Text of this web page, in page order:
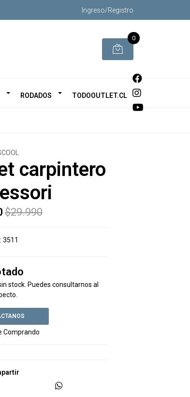
Ingreso/Registro
0
RODADOS TODOOUTLET.CL
carpintero
$29.990
3511
stock. Puedes consultarnos al
Comprando